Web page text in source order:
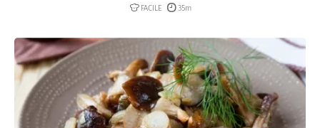
FACILE 35m